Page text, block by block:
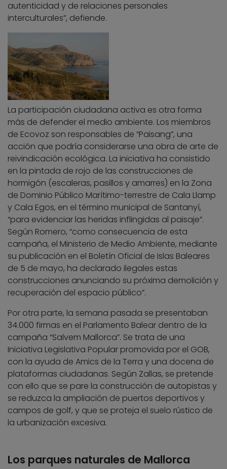
autenticidad y de relaciones personales
interculturales”, defiende.
La participación ciudadana activa es otra forma
más de defender el medio ambiente. Los miembros
de Ecovoz son responsables de “Paisang”, una
acción que podría considerarse una obra de arte de
reivindicación ecológica. La iniciativa ha consistido
en la pintada de rojo de las construcciones de
hormigón (escaleras, pasillos y amarres) en la Zona
de Dominio Público Marítimo-terrestre de Cala Llamp
y Cala Egos, en el término municipal de Santanyí,
“para evidenciar las heridas inflingidas al paisaje”.
Según Romero, “como consecuencia de esta
campaña, el Ministerio de Medio Ambiente, mediante
su publicación en el Boletín Oficial de Islas Baleares
de 5 de mayo, ha declarado ilegales estas
construcciones anunciando su próxima demolición y
recuperación del espacio público”.
Por otra parte, la semana pasada se presentaban
34.000 firmas en el Parlamento Balear dentro de la
campaña “Salvem Mallorca”. Se trata de una
Iniciativa Legislativa Popular promovida por el GOB,
con la ayuda de Amics de la Terra y una docena de
plataformas ciudadanas. Según Zallas, se pretende
con ello que se pare la construcción de autopistas y
se reduzca la ampliación de puertos deportivos y
campos de golf, y que se proteja el suelo rústico de
la urbanización excesiva.
Los parques naturales de Mallorca